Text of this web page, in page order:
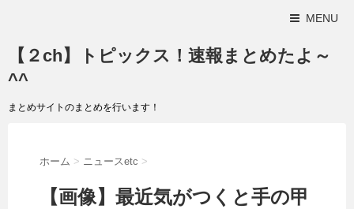
MENU
【２ch】トピックス！速報まとめたよ～
^^
まとめサイトのまとめを行います！
ホーム > ニュースetc >
【画像】最近気がつくと手の甲